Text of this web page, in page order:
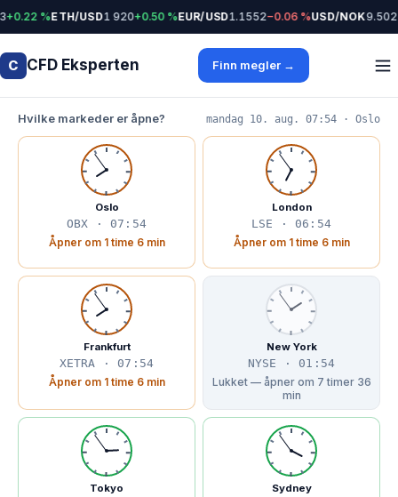
+0.22 %ETH/USD1 920+0.50 %EUR/USD1.1552−0.06 %USD/NOK9.5022
C CFD Eksperten Finn megler →
Hvilke markeder er åpne? mandag 10. aug. 07:54 · Oslo
Oslo
OBX · 07:54
Åpner om 1 time 6 min
London
LSE · 06:54
Åpner om 1 time 6 min
Frankfurt
XETRA · 07:54
Åpner om 1 time 6 min
New York
NYSE · 01:54
Lukket — åpner om 7 timer 36
min
Tokyo Sydney